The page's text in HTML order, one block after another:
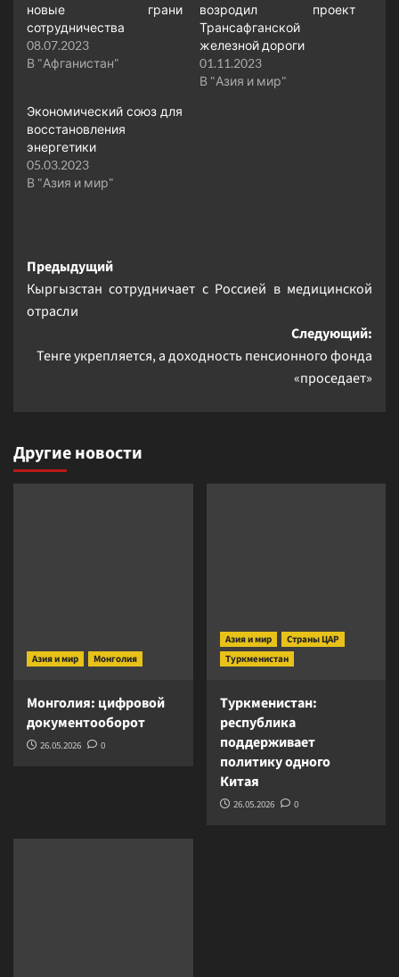
новые грани
сотрудничества
08.07.2023
В "Афганистан"
возродил проект
Трансафганской
железной дороги
01.11.2023
В "Азия и мир"
Экономический союз для
восстановления
энергетики
05.03.2023
В "Азия и мир"
Навигация
записи
Предыдущий
Кыргызстан сотрудничает с Россией в медицинской
отрасли
Следующий:
Тенге укрепляется, а доходность пенсионного фонда
«проседает»
Другие новости
Азия и мир Монголия
Монголия: цифровой
документооборот
26.05.2026 0
Азия и мир
Страны ЦАР
Туркменистан
Туркменистан:
республика
поддерживает
политику одного
Китая
26.05.2026 0